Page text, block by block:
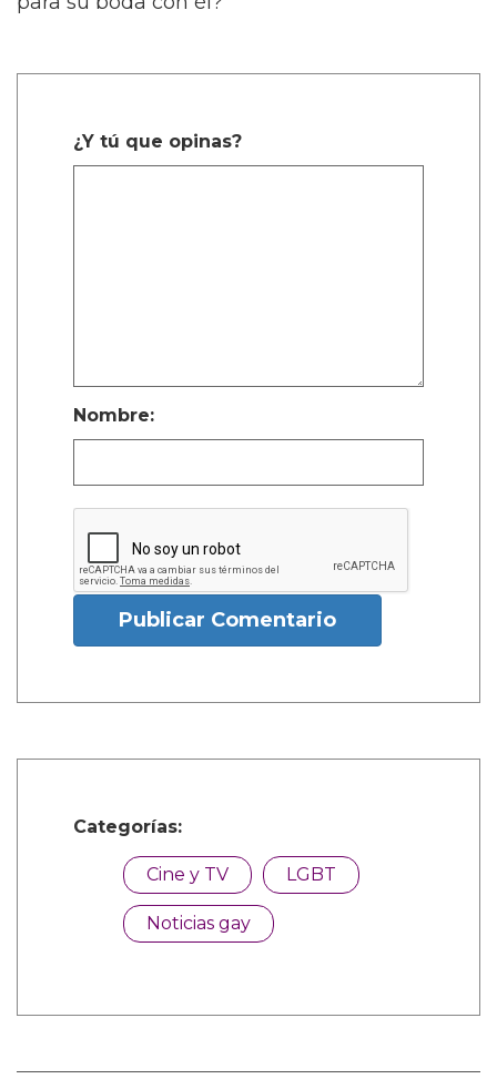
¿Y tú que opinas?
Nombre:
Publicar Comentario
Categorías:
Cine y TV LGBT
Noticias gay